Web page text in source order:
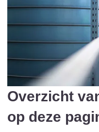
Overzicht
op deze